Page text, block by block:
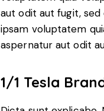
aut odit aut fugit, sed
ipsam voluptatem
aspernatur aut odit
1/1 Tesla